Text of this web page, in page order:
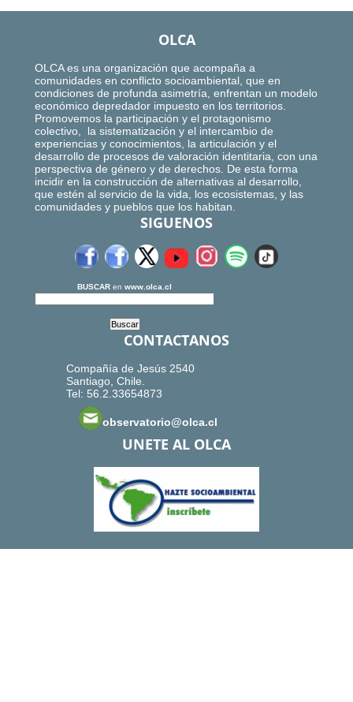
OLCA
OLCA es una organización que acompaña a
comunidades en conflicto socioambiental, que en
condiciones de profunda asimetría, enfrentan un modelo
económico depredador impuesto en los territorios.
Promovemos la participación y el protagonismo
colectivo, la sistematización y el intercambio de
experiencias y conocimientos, la articulación y el
desarrollo de procesos de valoración identitaria, con una
perspectiva de género y de derechos. De esta forma
incidir en la construcción de alternativas al desarrollo,
que estén al servicio de la vida, los ecosistemas, y las
comunidades y pueblos que los habitan.
SIGUENOS
BUSCAR en www.olca.cl
CONTACTANOS
Compañía de Jesús 2540
Santiago, Chile.
Tel: 56.2.33654873
observatorio@olca.cl
UNETE AL OLCA